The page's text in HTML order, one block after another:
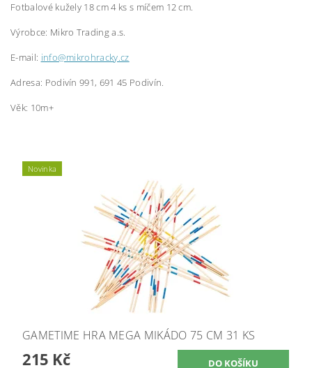
Fotbalové kužely 18 cm 4 ks s míčem 12 cm.
Výrobce: Mikro Trading a.s.
E-mail: info@mikrohracky.cz
Adresa: Podivín 991, 691 45 Podivín.
Věk: 10m+
Novinka
GAMETIME HRA MEGA MIKÁDO 75 CM 31 KS
215 Kč